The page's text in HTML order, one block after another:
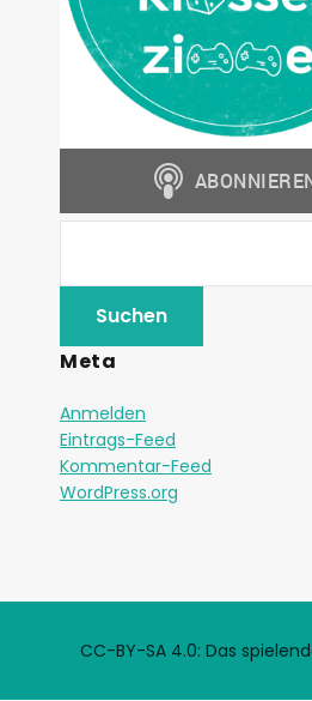
Meta
Anmelden
Eintrags-Feed
Kommentar-Feed
WordPress.org
CC-BY-SA 4.0: Das